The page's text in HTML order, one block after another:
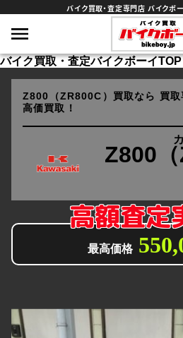
バイク買取・査定専門店 バイクボ
バイク買取・査定バイクボーイTOP
Z800（ZR800C）買取なら 買
高価買取！
Z800（
高額査定
最高価格